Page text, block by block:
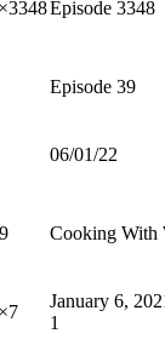
Episode 3348
Episode 39
06/01/22
Cooking With
January 6,
1